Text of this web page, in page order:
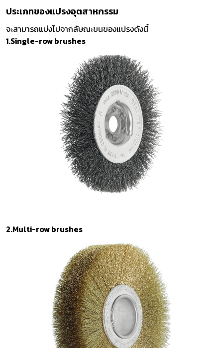
ประเภทของแปรงอุตสาหกรรม
จะสามารถแบ่งไปจากลัษณะขนของแปรงดังนี้
1.Single-row brushes
2.Multi-row brushes